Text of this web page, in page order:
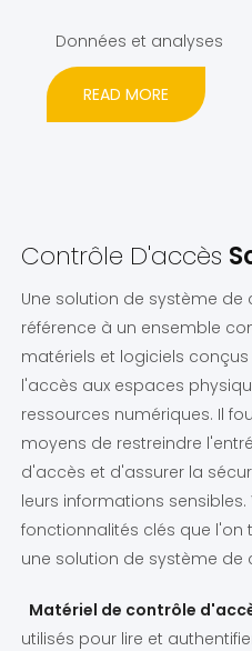
Données et analyses
READ MORE
Contrôle D'accès
Une solution de système
référence à un ensemble
matériels et logiciels
l'accès aux espaces
ressources numériques. Il
moyens de restreindre
d'accès et d'assurer la
leurs informations
fonctionnalités clés que
une solution de système de
Matériel de contrôle
utilisés pour lire et